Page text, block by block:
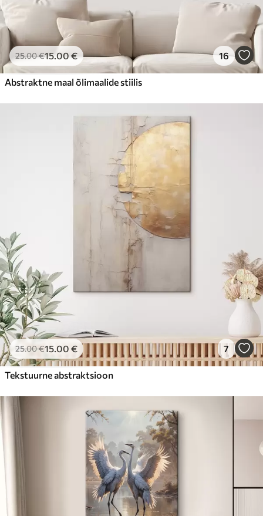
25.00€15.00€ 16
Abstraktne maal õlimaalide stiilis
25.00€15.00 € 7
Tekstuurne abstraktsioon